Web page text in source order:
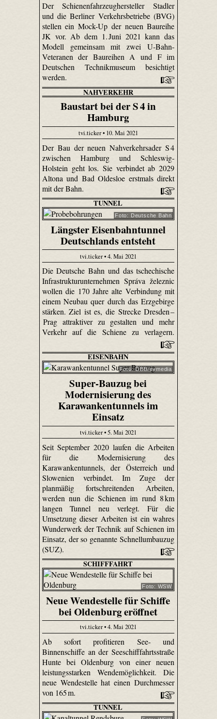
Der Schienenfahrzeughersteller Stadler
und die Berliner Verkehrsbetriebe (BVG)
stellen ein Mock-Up der neuen Baureihe
JK vor. Ab dem 1. Juni 2021 kann das
Modell gemeinsam mit zwei U-Bahn-
Veteranen der Baureihen A und F im
Deutschen Technikmuseum besichtigt
werden.
NAHVERKEHR
Baustart bei der S 4 in
Hamburg
tvi.ticker • 10. Mai 2021
Der Bau der neuen Nahverkehrsader S 4
zwischen Hamburg und Schleswig-
Holstein geht los. Sie verbindet ab 2029
Altona und Bad Oldesloe erstmals direkt
mit der Bahn.
TUNNEL
Foto: Deutsche Bahn
Längster Eisenbahntunnel
Deutschlands entsteht
tvi.ticker • 4. Mai 2021
Die Deutsche Bahn und das tschechische
Infrastrukturunternehmen Správa železnic
wollen die 170 Jahre alte Verbindung mit
einem Neubau quer durch das Erzgebirge
stärken. Ziel ist es, die Strecke Dresden –
Prag attraktiver zu gestalten und mehr
Verkehr auf die Schiene zu verlagern.
EISENBAHN
Foto: ÖBB/evmedia
Super-Bauzug bei
Modernisierung des
Karawankentunnels im
Einsatz
tvi.ticker • 5. Mai 2021
Seit September 2020 laufen die Arbeiten
für die Modernisierung des
Karawankentunnels, der Österreich und
Slowenien verbindet. Im Zuge der
planmäßig fortschreitenden Arbeiten,
werden nun die Schienen im rund 8 km
langen Tunnel neu verlegt. Für die
Umsetzung dieser Arbeiten ist ein wahres
Wunderwerk der Technik auf Schienen im
Einsatz, der so genannte Schnellumbauzug
(SUZ).
SCHIFFFAHRT
Foto: WSW
Neue Wendestelle für Schiffe
bei Oldenburg eröffnet
tvi.ticker • 4. Mai 2021
Ab sofort profitieren See- und
Binnenschiffe an der Seeschifffahrtsstraße
Hunte bei Oldenburg von einer neuen
leistungsstarken Wendemöglichkeit. Die
neue Wendestelle hat einen Durchmesser
von 165 m.
TUNNEL